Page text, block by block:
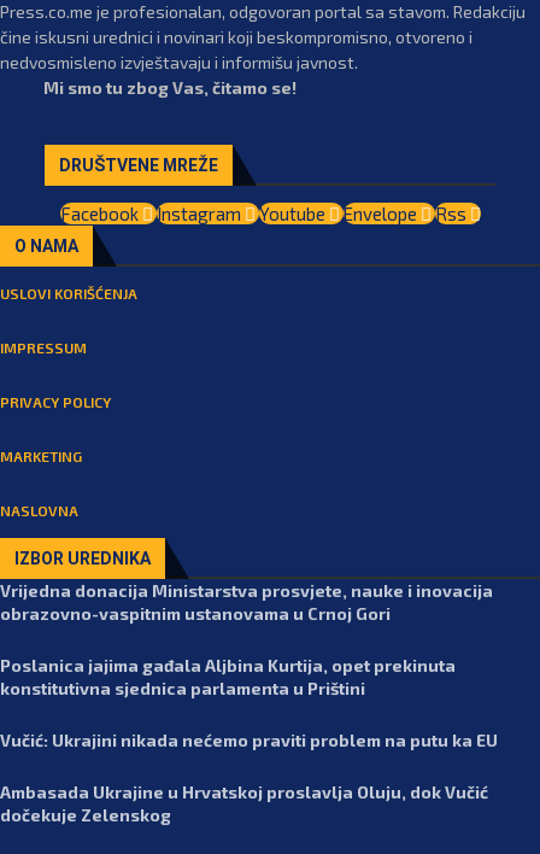
Press.co.me je profesionalan, odgovoran portal sa stavom. Redakciju
čine iskusni urednici i novinari koji beskompromisno, otvoreno i
nedvosmisleno izvještavaju i informišu javnost.
Mi smo tu zbog Vas, čitamo se!
DRUŠTVENE MREŽE
Facebook Instagram Youtube Envelope Rss
O NAMA
USLOVI KORIŠĆENJA
IMPRESSUM
PRIVACY POLICY
MARKETING
NASLOVNA
IZBOR UREDNIKA
Vrijedna donacija Ministarstva prosvjete, nauke i inovacija
obrazovno-vaspitnim ustanovama u Crnoj Gori
Poslanica jajima gađala Aljbina Kurtija, opet prekinuta
konstitutivna sjednica parlamenta u Prištini
Vučić: Ukrajini nikada nećemo praviti problem na putu ka EU
Ambasada Ukrajine u Hrvatskoj proslavlja Oluju, dok Vučić
dočekuje Zelenskog